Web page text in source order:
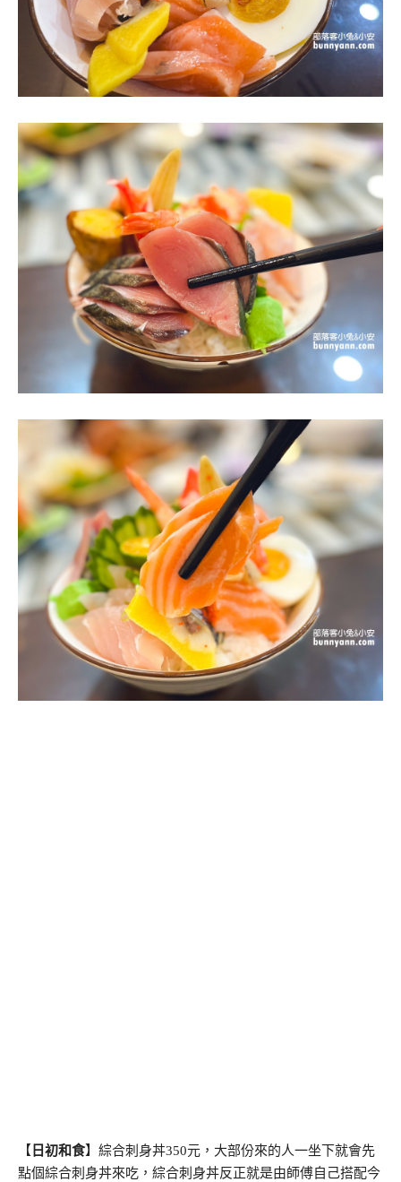
【 日初和食】綜合刺身丼350元，大部份來的人一坐下就會先
點個綜合刺身丼來吃，綜合刺身丼反正就是由師傅自己搭配今